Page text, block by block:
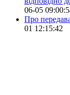
06-05
Про
01 12:15:42